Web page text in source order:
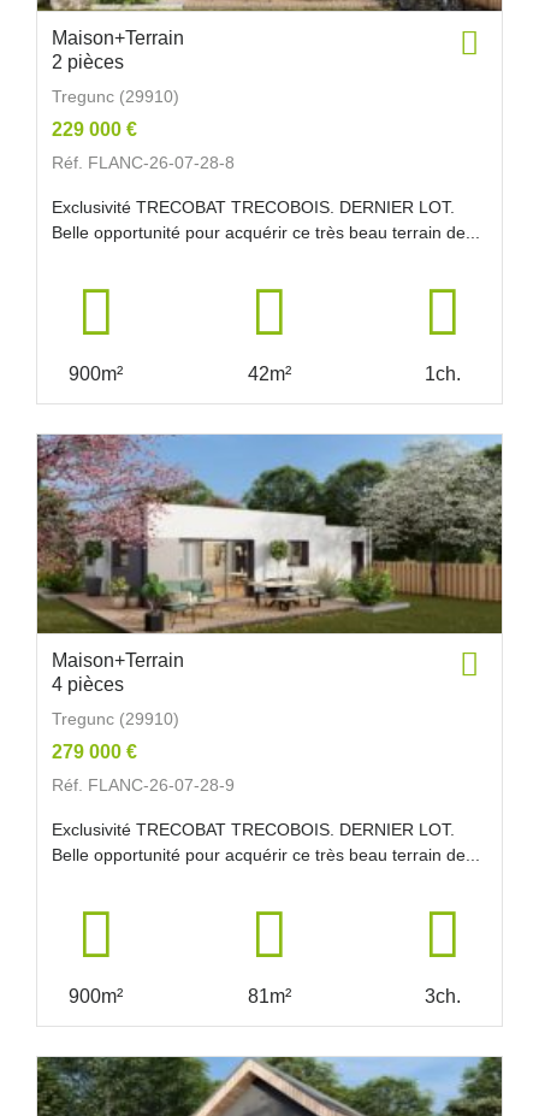
Maison+Terrain
2 pièces
Tregunc (29910)
229 000 €
Réf. FLANC-26-07-28-8
Exclusivité TRECOBAT TRECOBOIS. DERNIER LOT.
Belle opportunité pour acquérir ce très beau terrain de...
900m² 42m² 1ch.
Maison+Terrain
4 pièces
Tregunc (29910)
279 000 €
Réf. FLANC-26-07-28-9
Exclusivité TRECOBAT TRECOBOIS. DERNIER LOT.
Belle opportunité pour acquérir ce très beau terrain de...
900m² 81m² 3ch.